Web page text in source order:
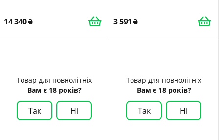
14 340 3 591
Товар для повнолітніх
Вам є 18 років?
Так Ні
Товар для повнолітніх
Вам є 18 років?
Так Ні